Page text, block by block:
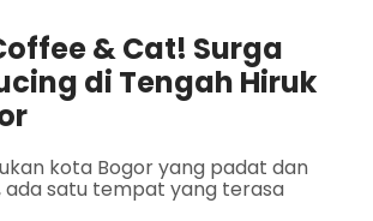
& Cat! Surga
di Tengah Hiruk
kota Bogor yang padat dan
ada satu tempat yang terasa